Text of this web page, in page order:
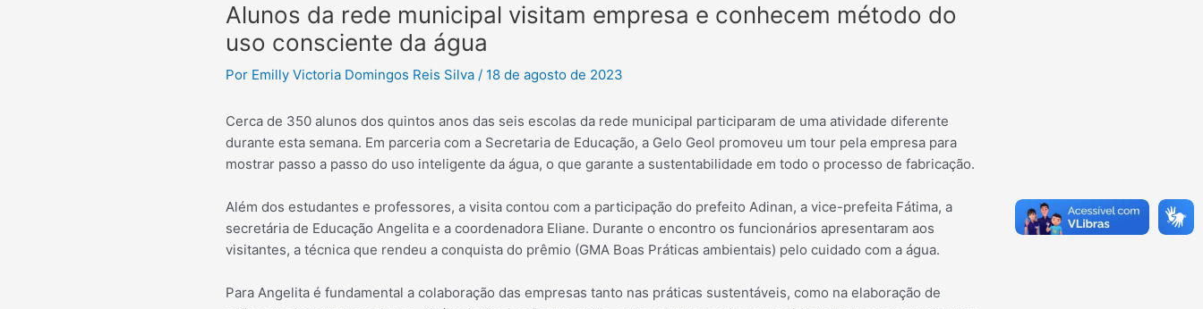
Alunos da rede municipal visitam empresa e conhecem método do
uso consciente da água
Por Emilly Victoria Domingos Reis Silva / 18 de agosto de 2023
Cerca de 350 alunos dos quintos anos das seis escolas da rede municipal participaram de uma atividade diferente
durante esta semana. Em parceria com a Secretaria de Educação, a Gelo Geol promoveu um tour pela empresa para
mostrar passo a passo do uso inteligente da água, o que garante a sustentabilidade em todo o processo de fabricação.
Além dos estudantes e professores, a visita contou com a participação do prefeito Adinan, a vice-prefeita Fátima, a
secretária de Educação Angelita e a coordenadora Eliane. Durante o encontro os funcionários apresentaram aos
visitantes, a técnica que rendeu a conquista do prêmio (GMA Boas Práticas ambientais) pelo cuidado com a água.
Para Angelita é fundamental a colaboração das empresas tanto nas práticas sustentáveis, como na elaboração de